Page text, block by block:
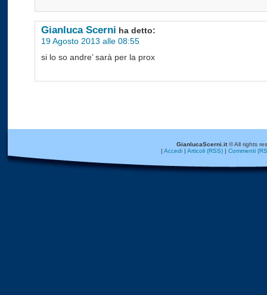
Gianluca Scerni ha detto:
19 Agosto 2013 alle 08:55
si lo so andre’ sarà per la prox
GianlucaScerni.it© All rights
Accedi| Articoli (RSS)| Commenti